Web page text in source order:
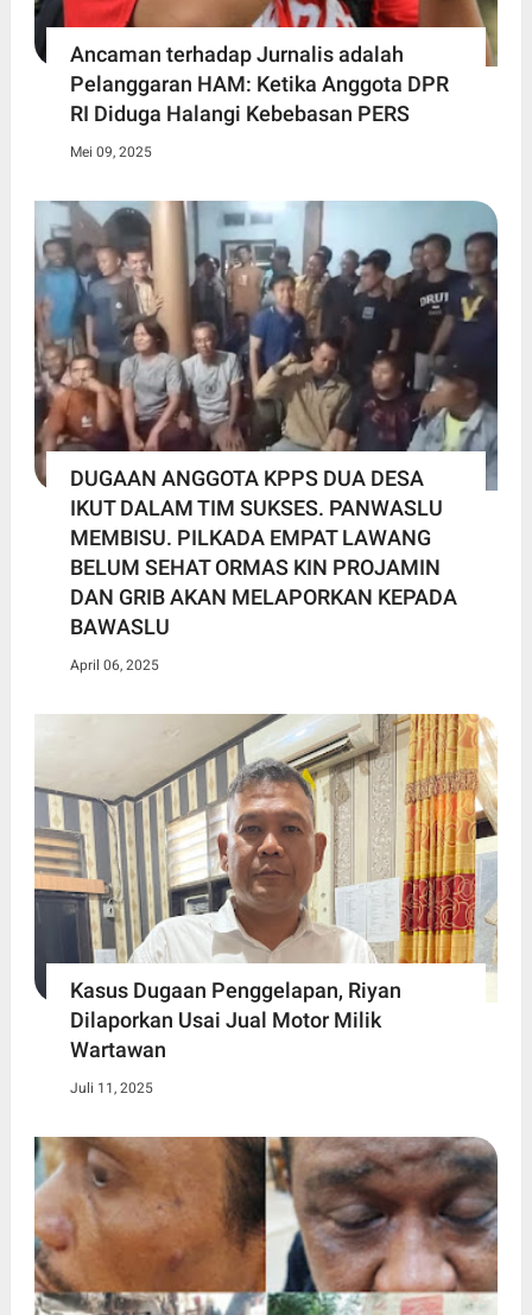
Ancaman terhadap Jurnalis adalah
Pelanggaran HAM: Ketika Anggota DPR
RI Diduga Halangi Kebebasan PERS
Mei 09, 2025
DUGAAN ANGGOTA KPPS DUA DESA
IKUT DALAM TIM SUKSES. PANWASLU
MEMBISU. PILKADA EMPAT LAWANG
BELUM SEHAT ORMAS KIN PROJAMIN
DAN GRIB AKAN MELAPORKAN KEPADA
BAWASLU
April 06, 2025
Kasus Dugaan Penggelapan, Riyan
Dilaporkan Usai Jual Motor Milik
Wartawan
Juli 11, 2025